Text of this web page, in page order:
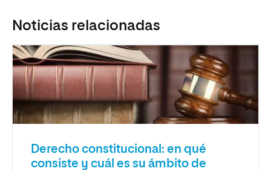
Noticias relacionadas
Derecho constitucional: en qué
consiste y cuál es su ámbito de